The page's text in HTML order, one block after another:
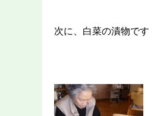
次に、白菜の漬物で